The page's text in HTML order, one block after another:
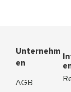
Unternehm
en
AGB